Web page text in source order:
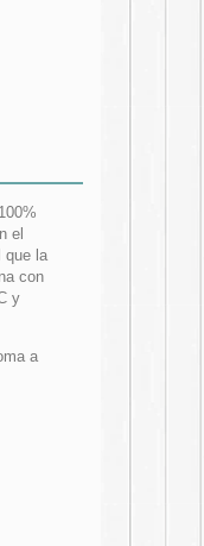
el
que la
con
y
a